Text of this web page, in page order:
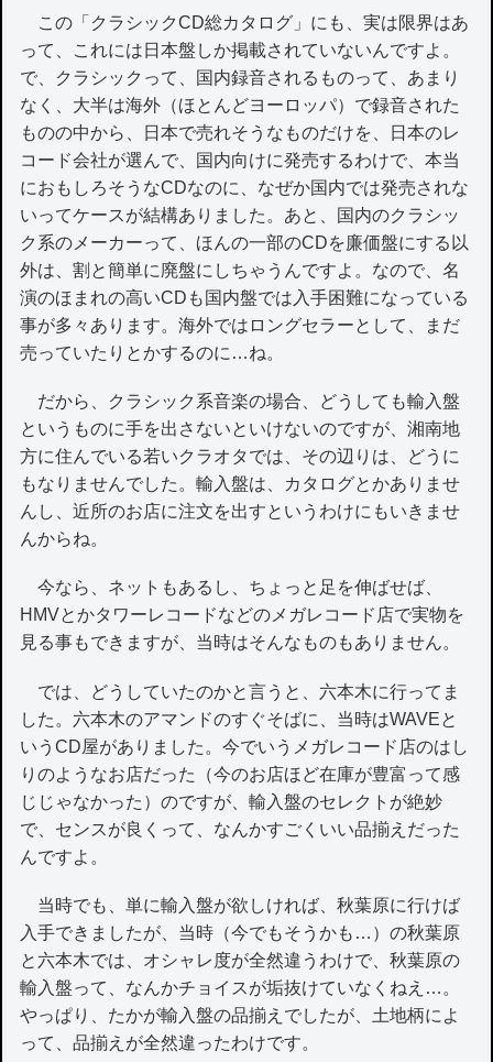
この「クラシックCD総カタログ」にも、実は限界はあ
って、これには日本盤しか掲載されていないんですよ。
で、クラシックって、国内録音されるものって、あまり
なく、大半は海外（ほとんどヨーロッパ）で録音された
ものの中から、日本で売れそうなものだけを、日本のレ
コード会社が選んで、国内向けに発売するわけで、本当
におもしろそうなCDなのに、なぜか国内では発売されな
いってケースが結構ありました。あと、国内のクラシッ
ク系のメーカーって、ほんの一部のCDを廉価盤にする以
外は、割と簡単に廃盤にしちゃうんですよ。なので、名
演のほまれの高いCDも国内盤では入手困難になっている
事が多々あります。海外ではロングセラーとして、まだ
売っていたりとかするのに…ね。
だから、クラシック系音楽の場合、どうしても輸入盤
というものに手を出さないといけないのですが、湘南地
方に住んでいる若いクラオタでは、その辺りは、どうに
もなりませんでした。輸入盤は、カタログとかありませ
んし、近所のお店に注文を出すというわけにもいきませ
んからね。
今なら、ネットもあるし、ちょっと足を伸ばせば、
HMVとかタワーレコードなどのメガレコード店で実物を
見る事もできますが、当時はそんなものもありません。
では、どうしていたのかと言うと、六本木に行ってま
した。六本木のアマンドのすぐそばに、当時はWAVEと
いうCD屋がありました。今でいうメガレコード店のはし
りのようなお店だった（今のお店ほど在庫が豊富って感
じじゃなかった）のですが、輸入盤のセレクトが絶妙
で、センスが良くって、なんかすごくいい品揃えだった
んですよ。
当時でも、単に輸入盤が欲しければ、秋葉原に行けば
入手できましたが、当時（今でもそうかも…）の秋葉原
と六本木では、オシャレ度が全然違うわけで、秋葉原の
輸入盤って、なんかチョイスが垢抜けていなくねえ…。
やっぱり、たかが輸入盤の品揃えでしたが、土地柄によ
って、品揃えが全然違ったわけです。